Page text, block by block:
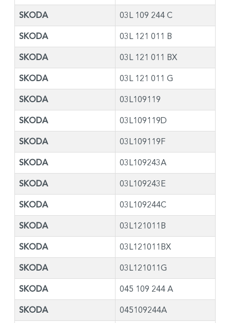
SKODA 03L 109 244 C
SKODA 03L 121 011 B
SKODA 03L 121 011 BX
SKODA 03L 121 011 G
SKODA 03L109119
SKODA 03L109119D
SKODA 03L109119F
SKODA 03L109243A
SKODA 03L109243E
SKODA 03L109244C
SKODA 03L121011B
SKODA 03L121011BX
SKODA 03L121011G
SKODA 045 109 244 A
SKODA 045109244A